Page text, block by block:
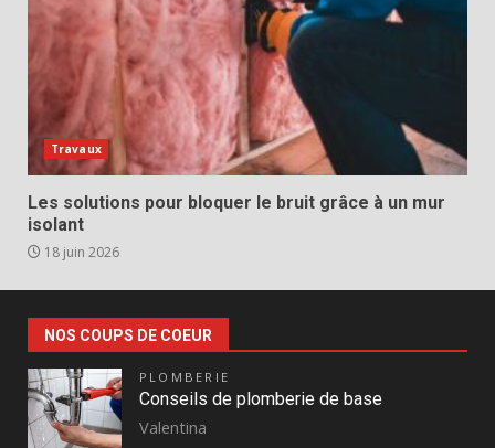
Travaux
Les solutions pour bloquer le bruit grâce à un mur
isolant
18 juin 2026
NOS COUPS DE COEUR
PLOMBERIE
Conseils de plomberie de base
Valentina